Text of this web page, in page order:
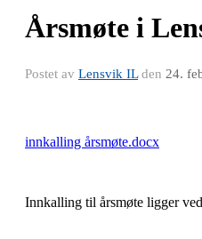
Årsmøte i
Postet av Lensvik ILden 24.
innkalling årsmøte.docx
Innkalling til årsmøte ligger